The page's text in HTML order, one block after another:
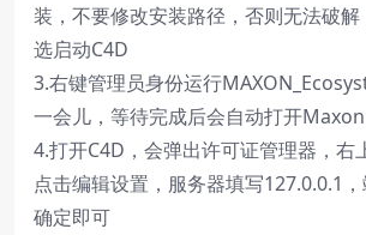
装，不要修改安装路径，否则无法破
选启动C4D
3.右键管理员身份运行
一会儿，等待完成后会自动打开
4.打开C4D，会弹出许可证管理器，右
点击编辑设置，服务器填写127.0.0.1，
确定即可